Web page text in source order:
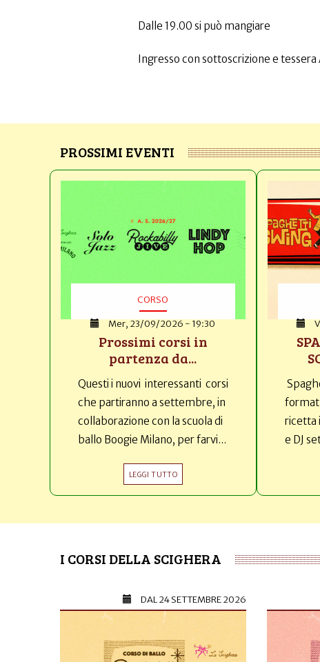
Dalle 19.00 si può mangiare
Ingresso con sottoscrizione e tessera
PROSSIMI EVENTI
CORSO
Mer, 23/09/2026 - 19:30
Prossimi corsi in
partenza da...
Questi i nuovi interessanti corsi
che partiranno a settembre, in
collaborazione con la scuola di
ballo Boogie Milano, per farvi...
LEGGI TUTTO
format
ricetta
e DJ
I CORSI DELLA SCIGHERA
DAL24 SETTEMBRE 2026